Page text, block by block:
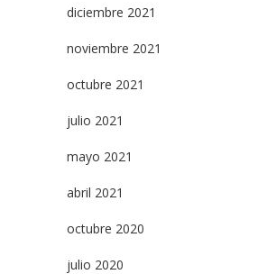
diciembre 2021
noviembre 2021
octubre 2021
julio 2021
mayo 2021
abril 2021
octubre 2020
julio 2020